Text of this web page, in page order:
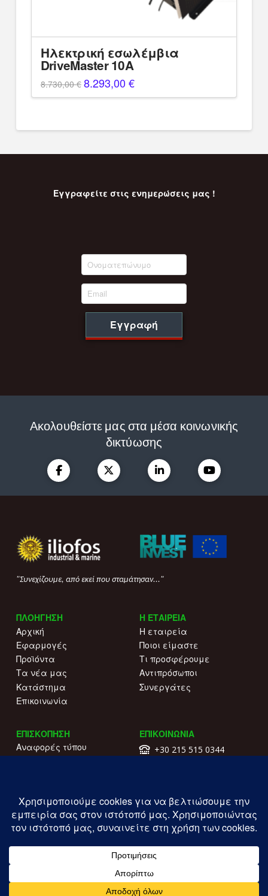
Ηλεκτρική εσωλέμβια
DriveMaster 10A
8.730,00€ Original
price
was:
8.293,00€Η
τρέχουσα
τιμή
Εγγραφείτε στις ενημερώσεις μας !
Εγγραφή
Ακολουθείστε μας στα μέσα κοινωνικής
δικτύωσης
"Συνεχίζουμε, από εκεί που σταμάτησαν..."
ΠΛΟΗΓΗΣΗ
Αρχική
Εφαρμογές
Προϊόντα
Τα νέα μας
Κατάστημα
Επικοινωνία
Η ΕΤΑΙΡΕΙΑ
Η εταιρεία
Ποιοι είμαστε
Τι προσφέρουμε
Αντιπρόσωποι
Συνεργάτες
ΕΠΙΣΚΟΠΗΣΗ
Αναφορές τύπου
Πολιτική απορρήτου
ΕΠΙΚΟΙΝΩΝΙΑ
+30 215 515 0344
ΓΕΜΗ: 177203407000
Copyright ILIOFOS IM © 2026